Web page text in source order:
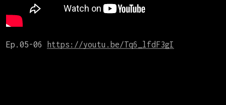
Ep.05-06 https://youtu.be/Tq6_lfdF3gI